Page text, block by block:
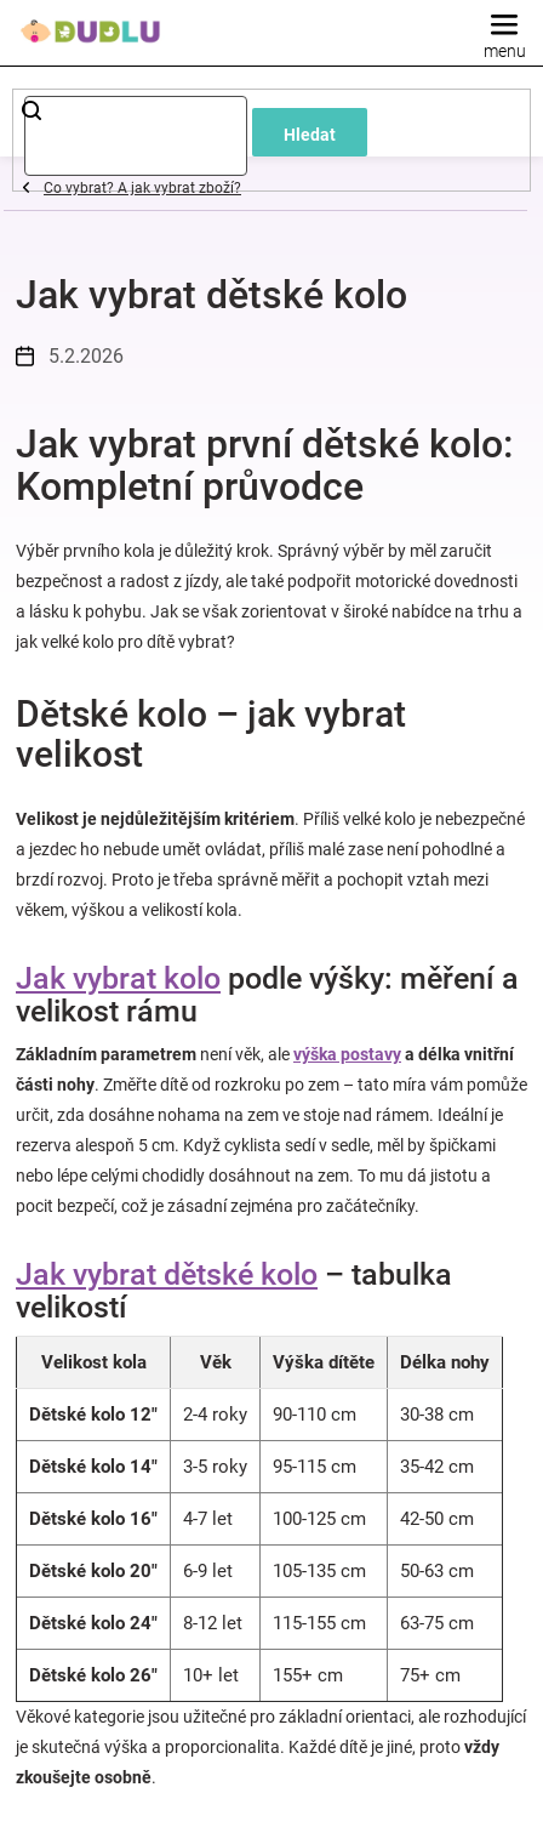
Hledat
Dětské
a
oblečení
Pokojíček
kojenecká
výbava
Hračky
zábava
děti
Těhotenské
oblečení
Novinky
Značky
Blog
Přihlášení
Co vybrat? A jak vybrat zboží?
Jak vybrat dětské kolo
5.2.2026
Jak vybrat první dětské kolo:
Kompletní průvodce
Výběr prvního kola je důležitý krok. Správný výběr by měl zaručit
bezpečnost a radost z jízdy, ale také podpořit motorické dovednosti
a lásku k pohybu. Jak se však zorientovat v široké nabídce na trhu a
jak velké kolo pro dítě vybrat?
Dětské kolo – jak vybrat
velikost
Velikost je nejdůležitějším kritériem. Příliš velké kolo je nebezpečné
a jezdec ho nebude umět ovládat, příliš malé zase není pohodlné a
brzdí rozvoj. Proto je třeba správně měřit a pochopit vztah mezi
věkem, výškou a velikostí kola.
Jak vybrat kolo podle výšky: měření a
velikost rámu
Základním parametrem není věk, alevýška postavya délka vnitřní
části nohy. Změřte dítě od rozkroku po zem – tato míra vám pomůže
určit, zda dosáhne nohama na zem ve stoje nad rámem. Ideální je
rezerva alespoň 5 cm. Když cyklista sedí v sedle, měl by špičkami
nebo lépe celými chodidly dosáhnout na zem. To mu dá jistotu a
pocit bezpečí, což je zásadní zejména pro začátečníky.
Jak vybrat dětské kolo – tabulka
velikostí
Velikost kola Věk Výška dítěte Délka nohy
Dětské kolo 12" 2-4 roky 90-110 cm 30-38 cm
Dětské kolo 14" 3-5 roky 95-115 cm 35-42 cm
Dětské kolo 16" 4-7 let 100-125 cm 42-50 cm
Dětské kolo 20" 6-9 let 105-135 cm 50-63 cm
Dětské kolo 24" 8-12 let 115-155 cm 63-75 cm
Dětské kolo 26" 10+ let 155+ cm 75+ cm
Věkové kategorie jsou užitečné pro základní orientaci, ale rozhodující
je skutečná výška a proporcionalita. Každé dítě je jiné, protovždy
zkoušejte osobně.